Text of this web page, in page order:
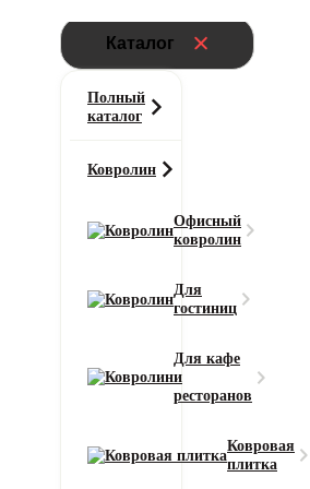
Каталог
Полный
каталог
Ковролин
Офисный
ковролин
Для
гостиниц
Для кафе
и
ресторанов
Ковровая
плитка
Синяя ковровая плитка
Часто ищут:
Ковролин с грязезащитой
Ковролин на лестницу
Фильтры